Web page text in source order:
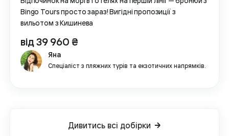
Bingo Tours просто зараз! Вигідні пропозиції з
вильотом з Кишинева
від 39 960 ₴
Яна
Спеціаліст з пляжних турів та екзотичних напрямків.
Дивитись всі добірки